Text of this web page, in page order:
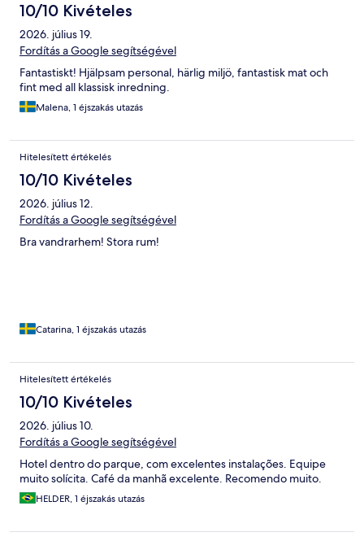
10/10 Kivételes
2026. július 19.
Fordítás a Google segítségével
Fantastiskt! Hjälpsam personal, härlig miljö, fantastisk mat och
fint med all klassisk inredning.
Malena, 1 éjszakás utazás
Hitelesített értékelés
10/10 Kivételes
2026. július 12.
Fordítás a Google segítségével
Bra vandrarhem! Stora rum!
Catarina, 1 éjszakás utazás
Hitelesített értékelés
10/10 Kivételes
2026. július 10.
Fordítás a Google segítségével
Hotel dentro do parque, com excelentes instalações. Equipe
muito solícita. Café da manhã excelente. Recomendo muito.
HELDER, 1 éjszakás utazás